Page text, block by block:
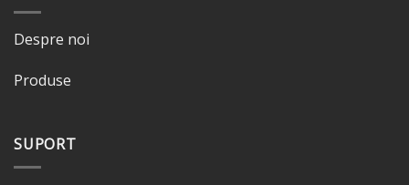
Despre noi
Produse
SUPORT